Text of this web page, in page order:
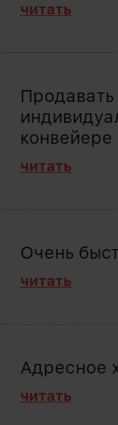
читать
конвейере
читать
Очень
читать
Адресное
читать